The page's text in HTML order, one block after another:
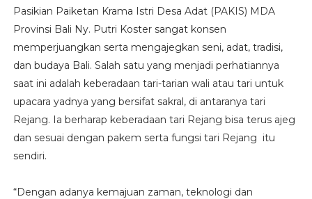
Pasikian Paiketan Krama Istri Desa Adat (PAKIS) MDA
Provinsi Bali Ny. Putri Koster sangat konsen
memperjuangkan serta mengajegkan seni, adat, tradisi,
dan budaya Bali. Salah satu yang menjadi perhatiannya
saat ini adalah keberadaan tari-tarian wali atau tari untuk
upacara yadnya yang bersifat sakral, di antaranya tari
Rejang. Ia berharap keberadaan tari Rejang bisa terus ajeg
dan sesuai dengan pakem serta fungsi tari Rejang itu
sendiri.
“Dengan adanya kemajuan zaman, teknologi dan